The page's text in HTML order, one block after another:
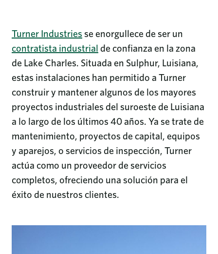
Turner Industries se enorgullece de ser un
contratista industrial de confianza en la zona
de Lake Charles. Situada en Sulphur, Luisiana,
estas instalaciones han permitido a Turner
construir y mantener algunos de los mayores
proyectos industriales del suroeste de Luisiana
a lo largo de los últimos 40 años. Ya se trate de
mantenimiento, proyectos de capital, equipos
y aparejos, o servicios de inspección, Turner
actúa como un proveedor de servicios
completos, ofreciendo una solución para el
éxito de nuestros clientes.